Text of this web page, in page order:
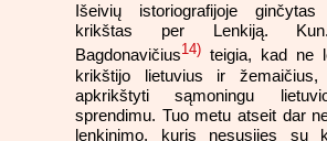
Išeivių istoriografijoje
krikštas per Lenkiją.
Bagdonavičius14) teigia, kad ne
krikštijo lietuvius ir
apkrikštyti sąmoningu
sprendimu. Tuo metu atseit dar
lenkinimo, kuris nesusijęs su